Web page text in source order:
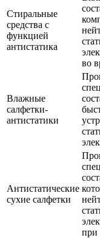
Стиральные
средства с
функцией
антистатика
во
Влажные
салфетки-
антистатики
Антистатические
сухие салфетки
при